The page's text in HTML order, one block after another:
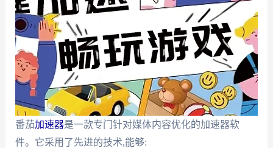
番茄加速器是一款专门针对媒体内容优化的加速器软
件。它采用了先进的技术,能够: